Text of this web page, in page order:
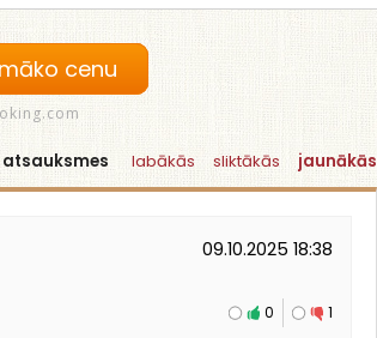
cenu
labākās sliktākās jaunākās
09.10.2025 18:38
1
0